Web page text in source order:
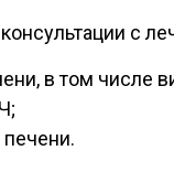
с
в том числе